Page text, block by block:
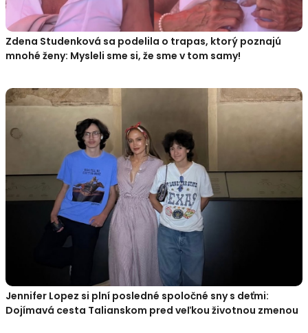
Zdena Studenková sa podelila o trapas, ktorý poznajú
mnohé ženy: Mysleli sme si, že sme v tom samy!
Jennifer Lopez si plní posledné spoločné sny s deťmi:
Dojímavá cesta Talianskom pred veľkou životnou zmenou